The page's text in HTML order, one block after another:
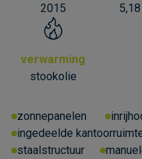
2015
verwarming
stookolie
zonnepanelen
ingedeelde
staalstructuur